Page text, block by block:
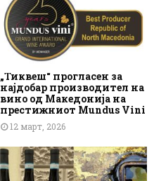
„Тиквеш“ прогласен за
најдобар производител на
вино од Македонија на
престижниот Mundus Vini
12 март, 2026